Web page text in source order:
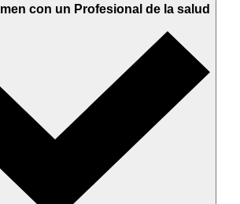
con un Profesional de la salud